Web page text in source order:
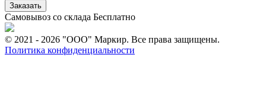
Заказать
Самовывоз со склада Бесплатно
© 2021 - 2026 "ООО" Маркир. Все права защищены.
Политика конфиденциальности